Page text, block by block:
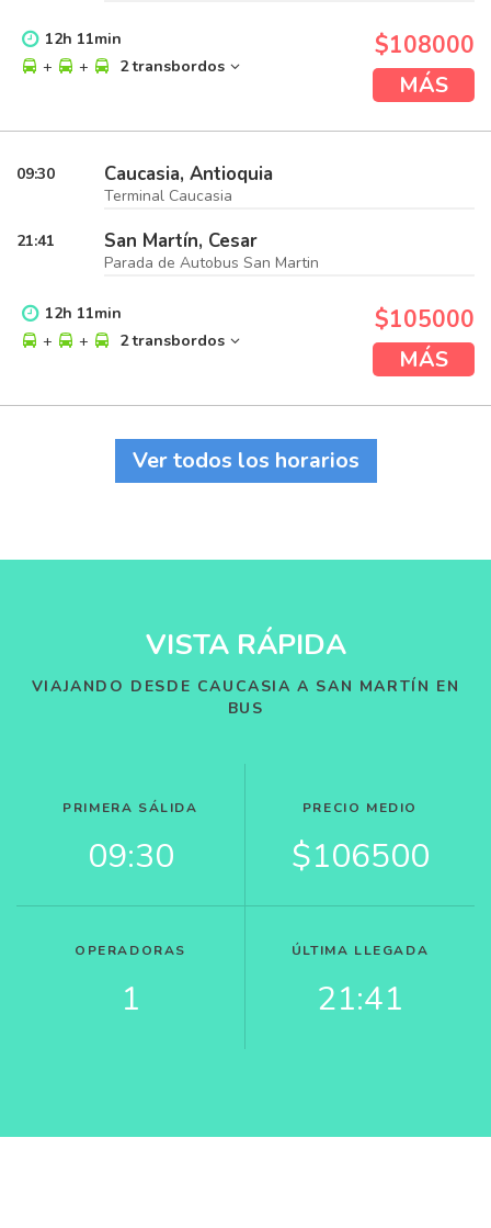
12h 11min
+
+ 2 transbordos
$108000
MÁS
09:30 Caucasia, Antioquia
Terminal Caucasia
21:41 San Martín, Cesar
Parada de Autobus San Martin
12h 11min
+
+ 2 transbordos
$105000
MÁS
Ver todos los horarios
VISTA RÁPIDA
VIAJANDO DESDE CAUCASIA A SAN MARTÍN EN
BUS
PRIMERA SÁLIDA
09:30
PRECIO MEDIO
$106500
OPERADORAS
1
ÚLTIMA LLEGADA
21:41